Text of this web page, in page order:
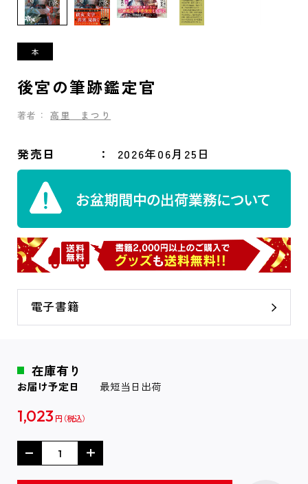
後宮の筆跡鑑定官
著者： 高里 まつり
発売日 2026年06月25日
電子書籍
在庫有り
お届け予定日 最短当日出荷
1,023 円